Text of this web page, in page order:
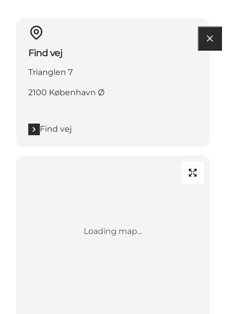
Find vej
Trianglen 7
2100 København Ø
Find vej
Loading map...